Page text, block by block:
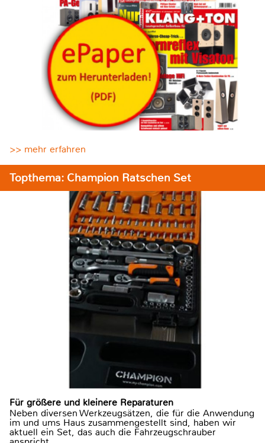
>> mehr erfahren
Topthema: Champion Ratschen Set
Für größere und kleinere Reparaturen
Neben diversen Werkzeugsätzen, die für die Anwendung
im und ums Haus zusammengestellt sind, haben wir
aktuell ein Set, das auch die Fahrzeugschrauber